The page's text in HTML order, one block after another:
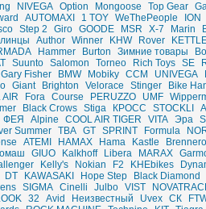
NIVEGA Option Mongoose Top Gear
AUTOMAXI 1 TOY WeThePeople
ION
Step 2 Giro GOODE MSR X-7 Marin
Author Winner KHW Rover
Hammer Burton Зимние товары
Suunto Salomon Torneo Rich Toys SE
Gary Fisher BMW Mobiky CCM UNIVEGA
Giant Brighton Velorace Stinger
Bike
AIR Fora Course PERUZZO UMF
Black Crows Stiga КРОСС STOCKLI
ФЕЯ Alpine COOL AIR TIGER VITA Эра
Summer TBA GT SPRINT Formula
ATEMI HAMAX Hama Kastle
Brennero
GIUO Kalkhoff Libera MARAX
Kelly's Nokian F2 KHEbikes
DT KAWASAKI Hope Step
Black Diamond
SIGMA Cinelli Julbo VIST
32 Avid Неизвестный Uvex СК